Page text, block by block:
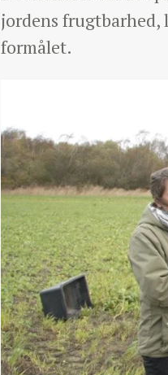
jordens frugtbarhed,
formålet.